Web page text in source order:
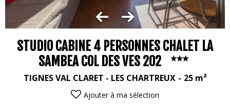
STUDIO CABINE 4 PERSONNES CHALET LA
SAMBEA COL DES VES 202
TIGNES VAL CLARET - LES CHARTREUX 25 m²
Ajouter à ma sélection